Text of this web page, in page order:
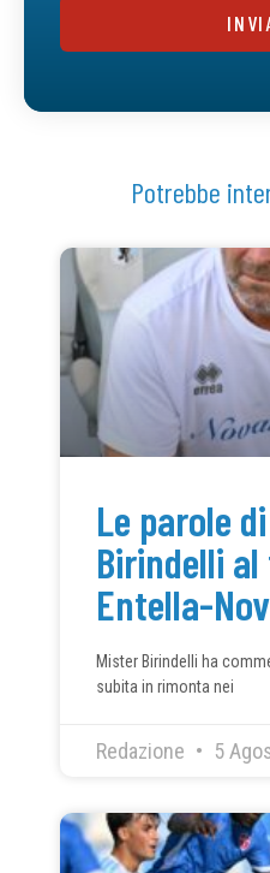
Potrebbe
Le parole
Birindelli
Entella-
Mister Birindelli ha
subita in rimonta nei
Redazione 5